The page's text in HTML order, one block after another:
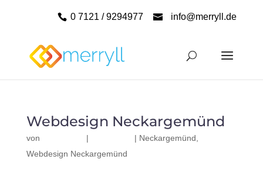
0 7121 / 9294977 info@merryll.de
Webdesign Neckargemünd
von | | Neckargemünd
Webdesign Neckargemünd